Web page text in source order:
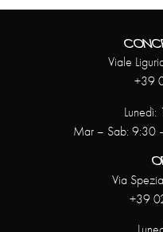
Viale
+39
Mar – Sab: 9:30
Via
+39